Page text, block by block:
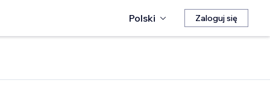
Polski Zaloguj się